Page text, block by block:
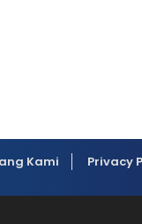
Kami Privacy